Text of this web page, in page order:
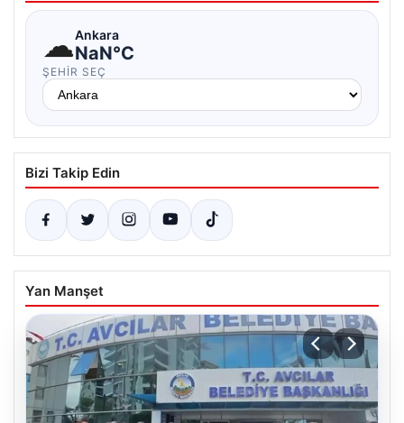
☁Ankara
NaN°C
ŞEHIR SEÇ
Bizi Takip Edin
Yan Manşet